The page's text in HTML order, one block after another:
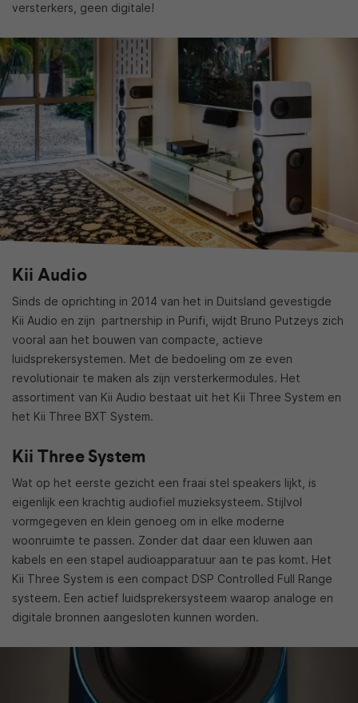
versterkers, geen digitale!
Kii Audio
Sinds de oprichting in 2014 van het in Duitsland gevestigde
Kii Audio en zijn partnership in Purifi, wijdt Bruno Putzeys zich
vooral aan het bouwen van compacte, actieve
luidsprekersystemen. Met de bedoeling om ze even
revolutionair te maken als zijn versterkermodules. Het
assortiment van Kii Audio bestaat uit het Kii Three System en
het Kii Three BXT System.
Kii Three System
Wat op het eerste gezicht een fraai stel speakers lijkt, is
eigenlijk een krachtig audiofiel muzieksysteem. Stijlvol
vormgegeven en klein genoeg om in elke moderne
woonruimte te passen. Zonder dat daar een kluwen aan
kabels en een stapel audioapparatuur aan te pas komt. Het
Kii Three System is een compact DSP Controlled Full Range
systeem. Een actief luidsprekersysteem waarop analoge en
digitale bronnen aangesloten kunnen worden.